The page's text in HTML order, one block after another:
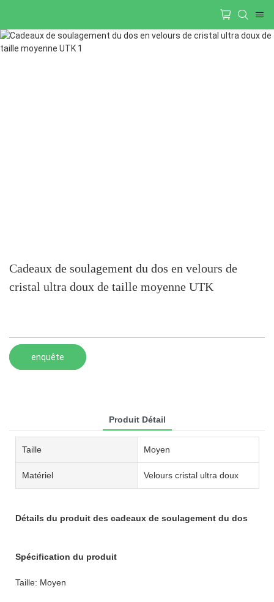
Cadeaux de soulagement du dos en velours de
cristal ultra doux de taille moyenne UTK
enquête
Produit Détail
Taille Moyen
Matériel Velours cristal ultra doux
Détails du produit des cadeaux de soulagement du dos
Spécification du produit
Taille: Moyen